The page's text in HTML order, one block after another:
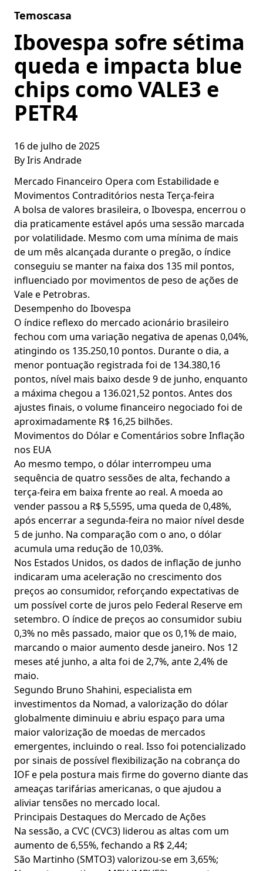
Temoscasa
Ibovespa sofre sétima
queda e impacta blue
chips como VALE3 e
PETR4
16 de julho de 2025
ByIris Andrade
Mercado Financeiro Opera com Estabilidade e
Movimentos Contraditórios nesta Terça-feira
A bolsa de valores brasileira, o Ibovespa, encerrou o
dia praticamente estável após uma sessão marcada
por volatilidade. Mesmo com uma mínima de mais
de um mês alcançada durante o pregão, o índice
conseguiu se manter na faixa dos 135 mil pontos,
influenciado por movimentos de peso de ações de
Vale e Petrobras.
Desempenho do Ibovespa
O índice reflexo do mercado acionário brasileiro
fechou com uma variação negativa de apenas 0,04%,
atingindo os 135.250,10 pontos. Durante o dia, a
menor pontuação registrada foi de 134.380,16
pontos, nível mais baixo desde 9 de junho, enquanto
a máxima chegou a 136.021,52 pontos. Antes dos
ajustes finais, o volume financeiro negociado foi de
aproximadamente R$ 16,25 bilhões.
Movimentos do Dólar e Comentários sobre Inflação
nos EUA
Ao mesmo tempo, o dólar interrompeu uma
sequência de quatro sessões de alta, fechando a
terça-feira em baixa frente ao real. A moeda ao
vender passou a R$ 5,5595, uma queda de 0,48%,
após encerrar a segunda-feira no maior nível desde
5 de junho. Na comparação com o ano, o dólar
acumula uma redução de 10,03%.
Nos Estados Unidos, os dados de inflação de junho
indicaram uma aceleração no crescimento dos
preços ao consumidor, reforçando expectativas de
um possível corte de juros pelo Federal Reserve em
setembro. O índice de preços ao consumidor subiu
0,3% no mês passado, maior que os 0,1% de maio,
marcando o maior aumento desde janeiro. Nos 12
meses até junho, a alta foi de 2,7%, ante 2,4% de
maio.
Segundo Bruno Shahini, especialista em
investimentos da Nomad, a valorização do dólar
globalmente diminuiu e abriu espaço para uma
maior valorização de moedas de mercados
emergentes, incluindo o real. Isso foi potencializado
por sinais de possível flexibilização na cobrança do
IOF e pela postura mais firme do governo diante das
ameaças tarifárias americanas, o que ajudou a
aliviar tensões no mercado local.
Principais Destaques do Mercado de Ações
Na sessão, a CVC (CVC3) liderou as altas com um
aumento de 6,55%, fechando a R$ 2,44;
São Martinho (SMTO3) valorizou-se em 3,65%;